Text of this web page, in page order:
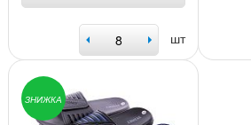
шт
ЗНИЖКА